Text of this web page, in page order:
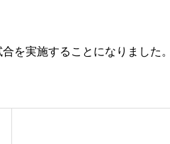
を実施することになりました。